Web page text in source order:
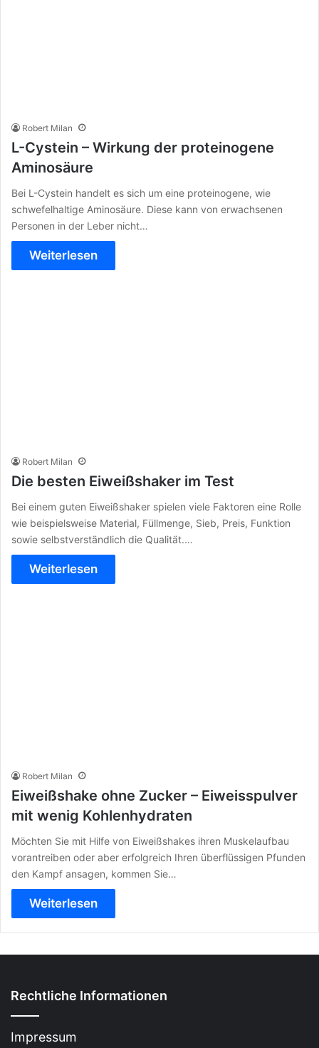
Robert Milan
L-Cystein – Wirkung der proteinogene
Aminosäure
Bei L-Cystein handelt es sich um eine proteinogene, wie
schwefelhaltige Aminosäure. Diese kann von erwachsenen
Personen in der Leber nicht…
Weiterlesen
Robert Milan
Die besten Eiweißshaker im Test
Bei einem guten Eiweißshaker spielen viele Faktoren eine Rolle
wie beispielsweise Material, Füllmenge, Sieb, Preis, Funktion
sowie selbstverständlich die Qualität.…
Weiterlesen
Robert Milan
Eiweißshake ohne Zucker – Eiweisspulver
mit wenig Kohlenhydraten
Möchten Sie mit Hilfe von Eiweißshakes ihren Muskelaufbau
vorantreiben oder aber erfolgreich Ihren überflüssigen Pfunden
den Kampf ansagen, kommen Sie…
Weiterlesen
Rechtliche Informationen
Impressum